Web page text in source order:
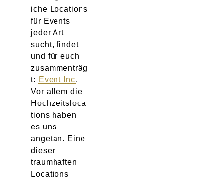
iche Locations
für Events
jeder Art
sucht, findet
und für euch
zusammenträg
t: Event Inc.
Vor allem die
Hochzeitsloca
tions haben
es uns
angetan. Eine
dieser
traumhaften
Locations